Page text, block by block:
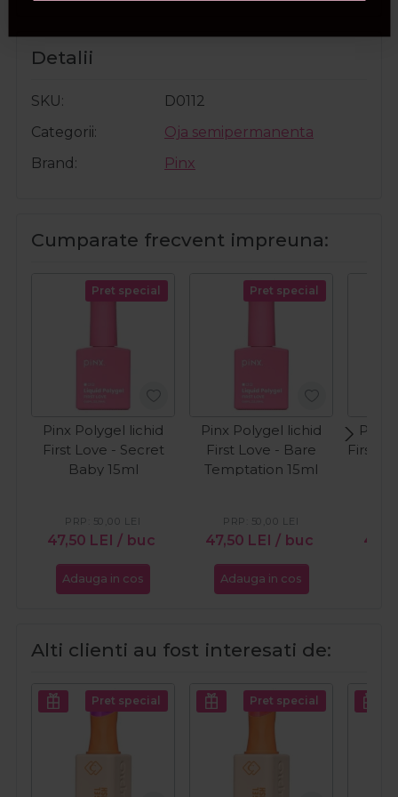
Detalii
SKU
D0112
Categorii
Oja semipermanenta
Brand
Pinx
Cumparate frecvent impreuna:
Pret special
Pinx Polygel lichid
First Love - Secret
Baby 15ml
47,50 LEI / buc
PRP: 50,00 LEI
Adauga in cos
Pret special
Pinx Polygel lichid
First Love - Bare
Temptation 15ml
47,50 LEI / buc
PRP: 50,00 LEI
Adauga in cos
Pinx
First
Alti clienti au fost interesati de:
Pret special Pret special